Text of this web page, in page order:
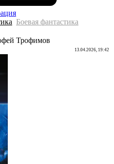
Боевая фантастика
Трофимов
13.04.2026, 19:42